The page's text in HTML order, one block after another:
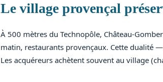
Le village provençal
À 500 mètres du Technopôle, Château-
matin, restaurants provençaux. Cette dualité
Les acquéreurs achètent souvent au village